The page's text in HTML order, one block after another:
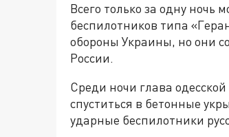
Всего только за одну ночь
беспилотников типа
обороны Украины, но они
России.
Среди ночи глава
спуститься в бетонные
ударные беспилотники